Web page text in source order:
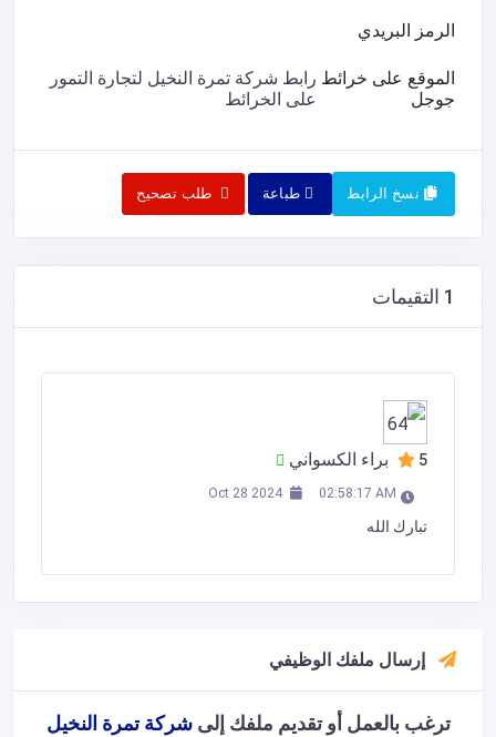
الرمز البريدي
الموقع على خرائط
جوجل
رابط شركة تمرة النخيل لتجارة التمور
على الخرائط
نسخ الرابط طباعة طلب تصحيح
1 التقيمات
براء الكسواني 5
Oct 28 2024 02:58:17 AM
تبارك الله
إرسال ملفك الوظيفي
ترغب بالعمل أو تقديم ملفك إلىشركة تمرة النخيل